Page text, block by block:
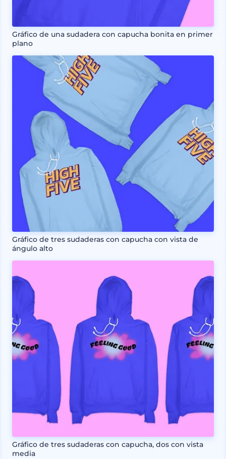
Gráfico de una sudadera con capucha bonita en primer
plano
Gráfico de tres sudaderas con capucha con vista de
ángulo alto
Gráfico de tres sudaderas con capucha, dos con vista
media